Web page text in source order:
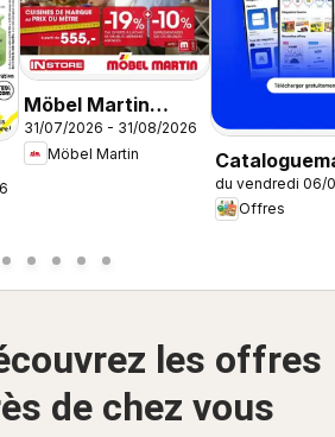
Möbel Martin
Happy Days
31/07/2026 - 31/08/2026
Möbel Martin
Offres dans
l’application
du vendredi 06/
Offres
les offres
de chez vous